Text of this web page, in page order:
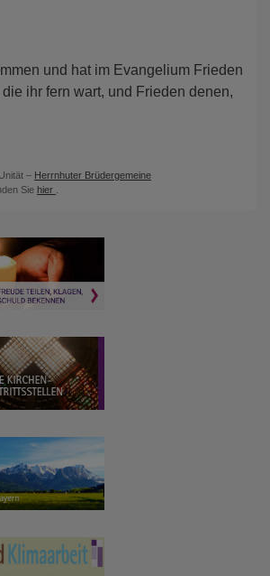
und hat im Evangelium Frieden
ihr fern wart, und Frieden denen,
– Herrnhuter Brüdergemeine
Sie hier